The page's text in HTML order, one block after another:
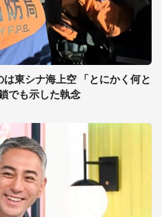
東シナ海上空 「とにかく何と
でも示した執念